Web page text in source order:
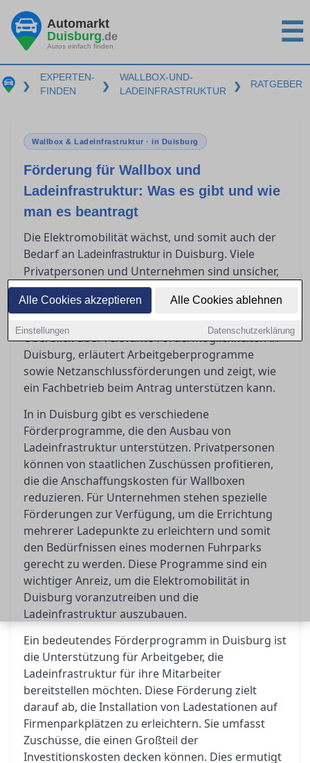
Alle Cookies akzeptieren Alle Cookies ablehnen
Einstellungen Datenschutzerklärung
Automarkt
Duisburg.de
Autos einfach finden ☰
❯
EXPERTEN-
FINDEN
❯
WALLBOX-UND-
LADEINFRASTRUKTUR
❯ RATGEBER
Wallbox & Ladeinfrastruktur · in Duisburg
Förderung für Wallbox und
Ladeinfrastruktur: Was es gibt und wie
man es beantragt
Die Elektromobilität wächst, und somit auch der
Bedarf an Ladeinfrastruktur in Duisburg. Viele
Privatpersonen und Unternehmen sind unsicher,
welche Förderprogramme für Wallboxen und
Ladeinfrastruktur existieren und wie diese zu
Überblick über relevante Fördermöglichkeiten in
Duisburg, erläutert Arbeitgeberprogramme
sowie Netzanschlussförderungen und zeigt, wie
ein Fachbetrieb beim Antrag unterstützen kann.
In in Duisburg gibt es verschiedene
Förderprogramme, die den Ausbau von
Ladeinfrastruktur unterstützen. Privatpersonen
können von staatlichen Zuschüssen profitieren,
die die Anschaffungskosten für Wallboxen
reduzieren. Für Unternehmen stehen spezielle
Förderungen zur Verfügung, um die Errichtung
mehrerer Ladepunkte zu erleichtern und somit
den Bedürfnissen eines modernen Fuhrparks
gerecht zu werden. Diese Programme sind ein
wichtiger Anreiz, um die Elektromobilität in
Duisburg voranzutreiben und die
Ladeinfrastruktur auszubauen.
Ein bedeutendes Förderprogramm in Duisburg ist
die Unterstützung für Arbeitgeber, die
Ladeinfrastruktur für ihre Mitarbeiter
bereitstellen möchten. Diese Förderung zielt
darauf ab, die Installation von Ladestationen auf
Firmenparkplätzen zu erleichtern. Sie umfasst
Zuschüsse, die einen Großteil der
Investitionskosten decken können. Dies ermutigt